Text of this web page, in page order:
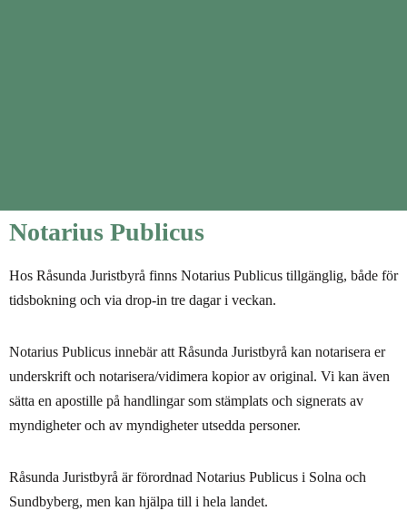
Notarius Publicus
Hos Råsunda Juristbyrå finns Notarius Publicus tillgänglig, både för
tidsbokning och via drop-in tre dagar i veckan.
Notarius Publicus innebär att Råsunda Juristbyrå kan notarisera er
underskrift och notarisera/vidimera kopior av original. Vi kan även
sätta en apostille på handlingar som stämplats och signerats av
myndigheter och av myndigheter utsedda personer.
Råsunda Juristbyrå är förordnad Notarius Publicus i Solna och
Sundbyberg, men kan hjälpa till i hela landet.